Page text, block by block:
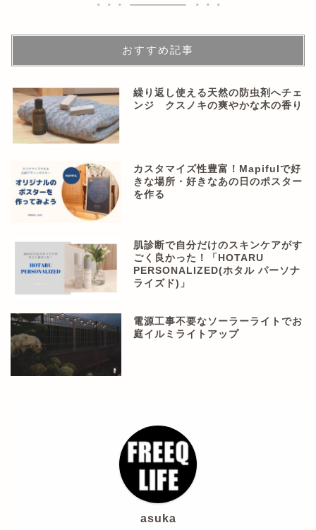
おすすめ記事
繰り返し使える天然の防虫剤へチェ
ンジ クスノキの爽やかな木の香り
カスタマイズ性豊富！Mapifulで好
きな場所・好きなあの日のポスター
を作る
肌診断で自分だけのスキンケアがす
ごく良かった！「HOTARU
PERSONALIZED(ホタル パーソナ
ライズド)」
電源工事不要なソーラーライトでお
庭イルミライトアップ
asuka